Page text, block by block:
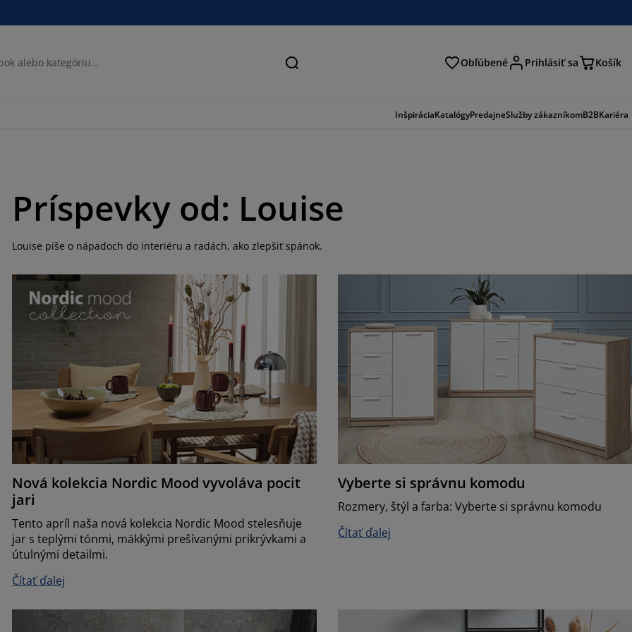
Hľadať Obľúbené Prihlásiť sa Košík
InšpiráciaKatalógyPredajneSlužby zákazníkomB2BKariéra
Príspevky od: Louise
Louise píše o nápadoch do interiéru a radách, ako zlepšiť spánok.
Nová kolekcia Nordic Mood vyvoláva pocit
jari
Tento apríl naša nová kolekcia Nordic Mood stelesňuje
jar s teplými tónmi, mäkkými prešívanými prikrývkami a
útulnými detailmi.
Čítať ďalej
Vyberte si správnu komodu
Rozmery, štýl a farba: Vyberte si správnu komodu
Čítať ďalej